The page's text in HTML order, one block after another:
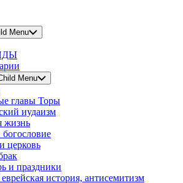
Menu
Menu
главы Торы
иудаизм
жизнь
церковь
и праздники
история, антисемитизм